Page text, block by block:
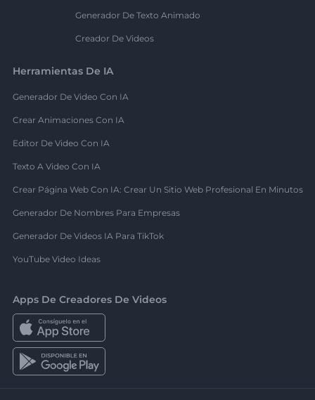
Generador De Texto Animado
Creador De Videos
Herramientas De IA
Generador De Video Con IA
Crear Animaciones Con IA
Editor De Video Con IA
Texto A Video Con IA
Crear Página Web Con IA: Crear Un Sitio Web Profesional En Minutos
Generador De Nombres Para Empresas
Generador De Videos IA Para TikTok
YouTube Video Ideas
Apps De Creadores De Videos